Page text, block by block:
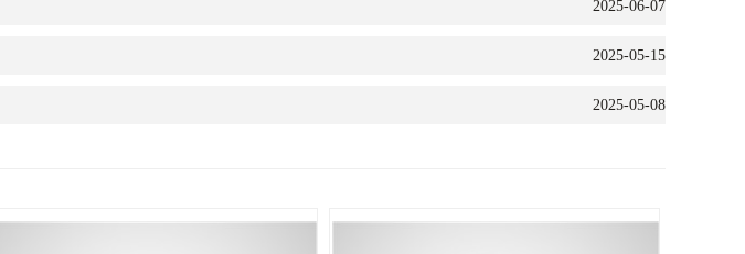
2025-06-07
2025-05-15
2025-05-08